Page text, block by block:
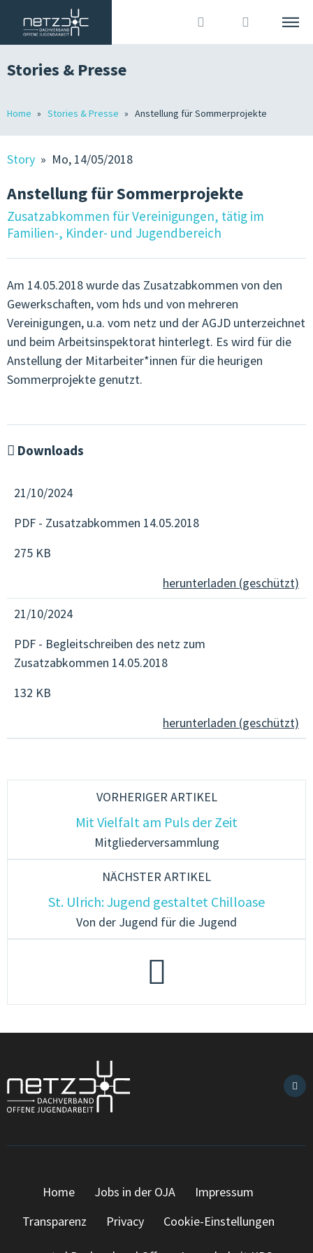
? Anmelden
DEUTSCH ITALIANO
WIR SIND
MITGLIEDER
OJA IN SÜDTIROL
GRUNDLAGEN
TERMINE & KURSE
VEREINSWESEN & KOMMUNIKATION
ÖFFENTLICHKEITSARBEIT
QUALITÄT & ENTWICKLUNG
JUNGE KULTUR & MUSIK
JUNGES EUROPA & MEHRSPRACHIGKEIT
GENDER & SEXUALPÄDAGOGIK
ARBEITSKREISE
JUGENDCOACHINGGIOVANI
ARTIKEL & STORIES
Stories & Presse
Home Stories & Presse Anstellung für Sommerprojekte
Story » Mo, 14/05/2018
Anstellung für Sommerprojekte
Zusatzabkommen für Vereinigungen, tätig im
Familien-, Kinder- und Jugendbereich
Am 14.05.2018 wurde das Zusatzabkommen von den
Gewerkschaften, vom hds und von mehreren
Vereinigungen, u.a. vom netz und der AGJD unterzeichnet
und beim Arbeitsinspektorat hinterlegt. Es wird für die
Anstellung der Mitarbeiter*innen für die heurigen
Sommerprojekte genutzt.
Downloads
21/10/2024
PDF - Zusatzabkommen 14.05.2018
275 KB
herunterladen (geschützt)
21/10/2024
PDF - Begleitschreiben des netz zum
Zusatzabkommen 14.05.2018
132 KB
herunterladen (geschützt)
VORHERIGER ARTIKEL
Mit Vielfalt am Puls der Zeit
Mitgliederversammlung
NÄCHSTER ARTIKEL
St. Ulrich: Jugend gestaltet Chilloase
Von der Jugend für die Jugend
Home Jobs in der OJA
Impressum
Transparenz
Privacy Cookie-Einstellungen